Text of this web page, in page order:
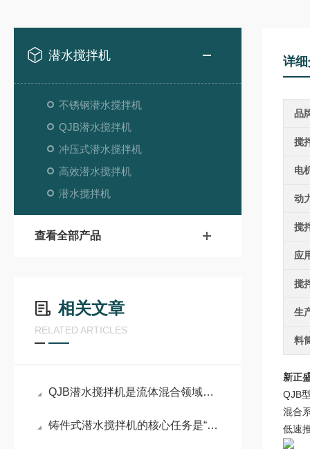
潜水搅拌机
不锈钢潜水搅拌机
QJB潜水搅拌机
冲压式潜水搅拌机
高效潜水搅拌机
潜水搅拌机
查看全部产品
相关文章
RELATED ARTICLES
QJB潜水搅拌机是流体混合领域的核心设备
铸件式潜水搅拌机的核心任务是“搅动水流”
详
品
搅
电
动
搅
应
搅
生
料
新正
QJB
混合
低速